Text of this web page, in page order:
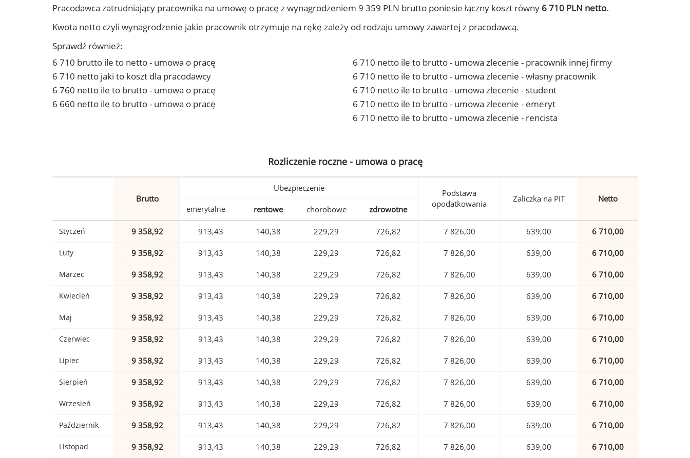
Pracodawca zatrudniający pracownika na umowę o pracę z wynagrodzeniem 9 359 PLN brutto poniesie łączny koszt równy 6 710 PLN netto.
Kwota netto czyli wynagrodzenie jakie pracownik otrzymuje na rękę zależy od rodzaju umowy zawartej z pracodawcą.
Sprawdź również:
6 710 brutto ile to netto - umowa o pracę
6 710 netto jaki to koszt dla pracodawcy
6 760 netto ile to brutto - umowa o pracę
6 660 netto ile to brutto - umowa o pracę
6 710 netto ile to brutto - umowa zlecenie - pracownik innej firmy
6 710 netto ile to brutto - umowa zlecenie - własny pracownik
6 710 netto ile to brutto - umowa zlecenie - student
6 710 netto ile to brutto - umowa zlecenie - emeryt
6 710 netto ile to brutto - umowa zlecenie - rencista
Rozliczenie roczne - umowa o pracę
Brutto
Ubezpieczenie
Podstawa
opodatkowania
Zaliczka na PIT Netto
emerytalne rentowe chorobowe zdrowotne
Styczeń 9 358,92 913,43 140,38 229,29 726,82 7 826,00 639,00 6 710,00
Luty 9 358,92 913,43 140,38 229,29 726,82 7 826,00 639,00 6 710,00
Marzec 9 358,92 913,43 140,38 229,29 726,82 7 826,00 639,00 6 710,00
Kwiecień 9 358,92 913,43 140,38 229,29 726,82 7 826,00 639,00 6 710,00
Maj 9 358,92 913,43 140,38 229,29 726,82 7 826,00 639,00 6 710,00
Czerwiec 9 358,92 913,43 140,38 229,29 726,82 7 826,00 639,00 6 710,00
Lipiec 9 358,92 913,43 140,38 229,29 726,82 7 826,00 639,00 6 710,00
Sierpień 9 358,92 913,43 140,38 229,29 726,82 7 826,00 639,00 6 710,00
Wrzesień 9 358,92 913,43 140,38 229,29 726,82 7 826,00 639,00 6 710,00
Październik 9 358,92 913,43 140,38 229,29 726,82 7 826,00 639,00 6 710,00
Listopad 9 358,92 913,43 140,38 229,29 726,82 7 826,00 639,00 6 710,00